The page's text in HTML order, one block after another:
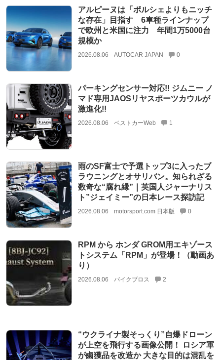
アルピーヌは「ポルシェよりもニッチ
な存在」目指す 6車種ラインナップ
で欧州と米国に注力 年間1万5000台
規模か
2026.08.06 AUTOCAR JAPAN 0
パーキングセンサー対応!! ジムニー ノ
マド専用JAOSリヤスポーツカウルが
激進化!!
2026.08.06 ベストカーWeb 1
雨のSF富士で予選トップ3に入ったブ
ラウニングとオサリバン。知られざる
数奇な“腐れ縁”｜英国人ジャーナリス
ト”ジェイミー”の日本レース探訪記
2026.08.06 motorsport.com 日本版 0
RPM から ホンダ GROM用エキゾース
トシステム「RPM」が登場！（動画あ
り）
2026.08.06 バイクブロス 2
“ウクライナ製そっくり”自爆ドローン
が上空を飛行する画像公開！ ロシア軍
が鹵獲品を改造か 大きな目的は混乱を